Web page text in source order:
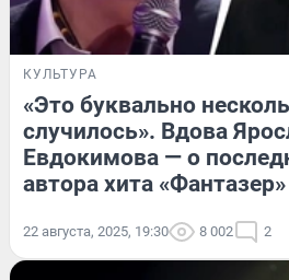
КУЛЬТУРА
«Это буквально
случилось». Вдова
Евдокимова — о
автора хита «Фантазер»
22 августа, 2025, 19:30 8 002 2